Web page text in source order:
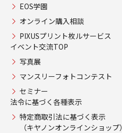
EOS学園
オンライン購入相談
PIXUSプリント枚ルサービス
イベント交流TOP
写真展
マンスリーフォトコンテスト
セミナー
法令に基づく各種表示
特定商取引法に基づく表示
（キヤノンオンラインショップ）